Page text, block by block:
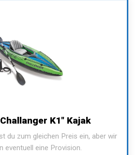
K1" Kajak
du zum gleichen Preis ein, aber wir
eventuell eine Provision.